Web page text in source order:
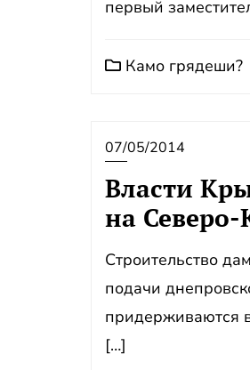
первый
Камо грядеши?
07/05/2014
Власти
на
Строительство
подачи
придерживаются
[…]